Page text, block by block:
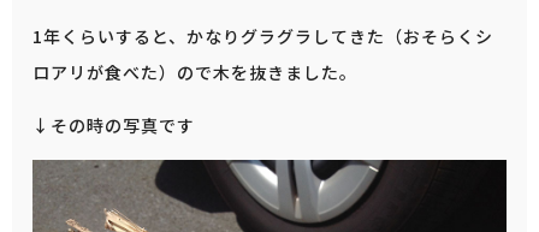
1年くらいすると、かなりグラグラしてきた（おそらくシ
ロアリが食べた）ので木を抜きました。
↓その時の写真です